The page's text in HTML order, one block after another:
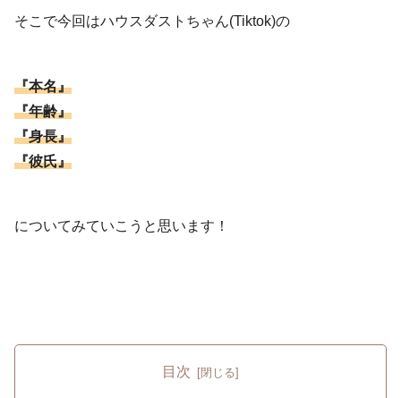
そこで今回はハウスダストちゃん(Tiktok)の
『本名』
『年齢』
『身長』
『彼氏』
についてみていこうと思います！
目次